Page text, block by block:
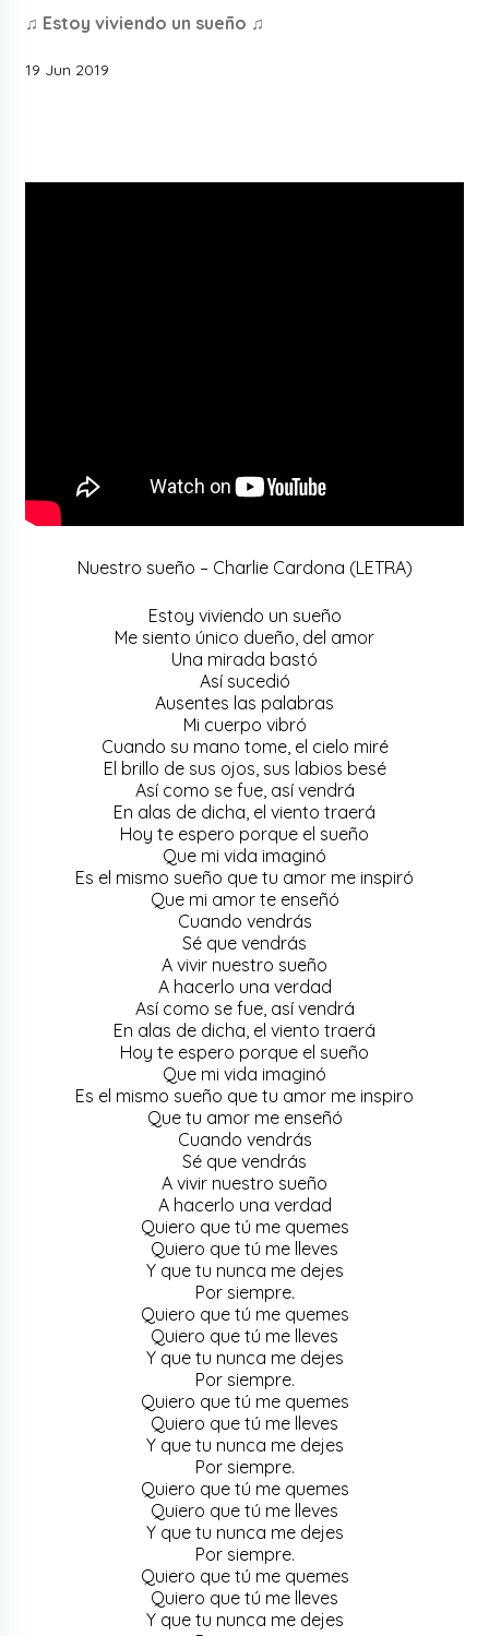
♫ Estoy viviendo un sueño ♫
19 Jun 2019
Nuestro sueño – Charlie Cardona (LETRA)
Estoy viviendo un sueño
Me siento único dueño, del amor
Una mirada bastó
Así sucedió
Ausentes las palabras
Mi cuerpo vibró
Cuando su mano tome, el cielo miré
El brillo de sus ojos, sus labios besé
Así como se fue, así vendrá
En alas de dicha, el viento traerá
Hoy te espero porque el sueño
Que mi vida imaginó
Es el mismo sueño que tu amor me inspiró
Que mi amor te enseñó
Cuando vendrás
Sé que vendrás
A vivir nuestro sueño
A hacerlo una verdad
Así como se fue, así vendrá
En alas de dicha, el viento traerá
Hoy te espero porque el sueño
Que mi vida imaginó
Es el mismo sueño que tu amor me inspiro
Que tu amor me enseñó
Cuando vendrás
Sé que vendrás
A vivir nuestro sueño
A hacerlo una verdad
Quiero que tú me quemes
Quiero que tú me lleves
Y que tu nunca me dejes
Por siempre.
Quiero que tú me quemes
Quiero que tú me lleves
Y que tu nunca me dejes
Por siempre.
Quiero que tú me quemes
Quiero que tú me lleves
Y que tu nunca me dejes
Por siempre.
Quiero que tú me quemes
Quiero que tú me lleves
Y que tu nunca me dejes
Por siempre.
Quiero que tú me quemes
Quiero que tú me lleves
Y que tu nunca me dejes